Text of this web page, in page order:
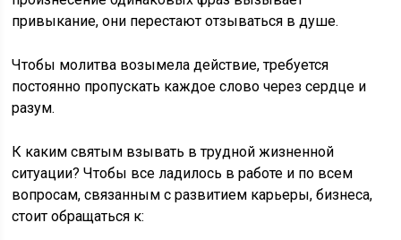
привыкание, они перестают отзываться в душе.
Чтобы молитва возымела действие, требуется
постоянно пропускать каждое слово через сердце и
разум.
К каким святым взывать в трудной жизненной
ситуации? Чтобы все ладилось в работе и по всем
вопросам, связанным с развитием карьеры, бизнеса,
стоит обращаться к: